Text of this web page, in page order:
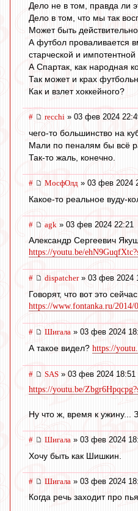
Дело не в том, правда ли
Дело в том, что мы так
Может быть
А футбол проваливается
старческой и
А Спартак, как народная
Так может и крах
Как и взлет хоккейного?
# recchi » 03 фев 2024
чего-то большинство на
Мали по пеналям бы всё
Так-то жаль, конечно.
# МосфОлд » 03 фев 2024
Какое-то реальное вуду-
# agk » 03 фев 2024 22:21
Александр Сергеевич
https://youtu.be/
# dispatcher» 03 фев 2024
Говорят, что вот это
https://www.fontanka.ru/2014/
# Шигала » 03 фев 2024
А такое видел? https://
# SAS » 03 фев 2024 18:51
https://youtu.be/
Ну что ж, время к ужину...
# Шигала » 03 фев 2024
Хочу быть как Шишкин.
# Шигала » 03 фев 2024
Когда речь заходит про